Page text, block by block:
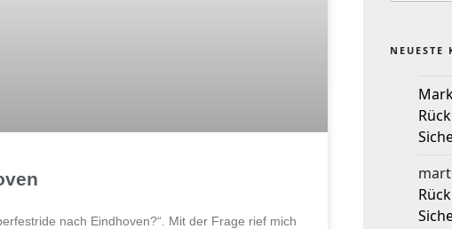
nach Eindhoven?“. Mit der Frage rief mich
NEUESTE